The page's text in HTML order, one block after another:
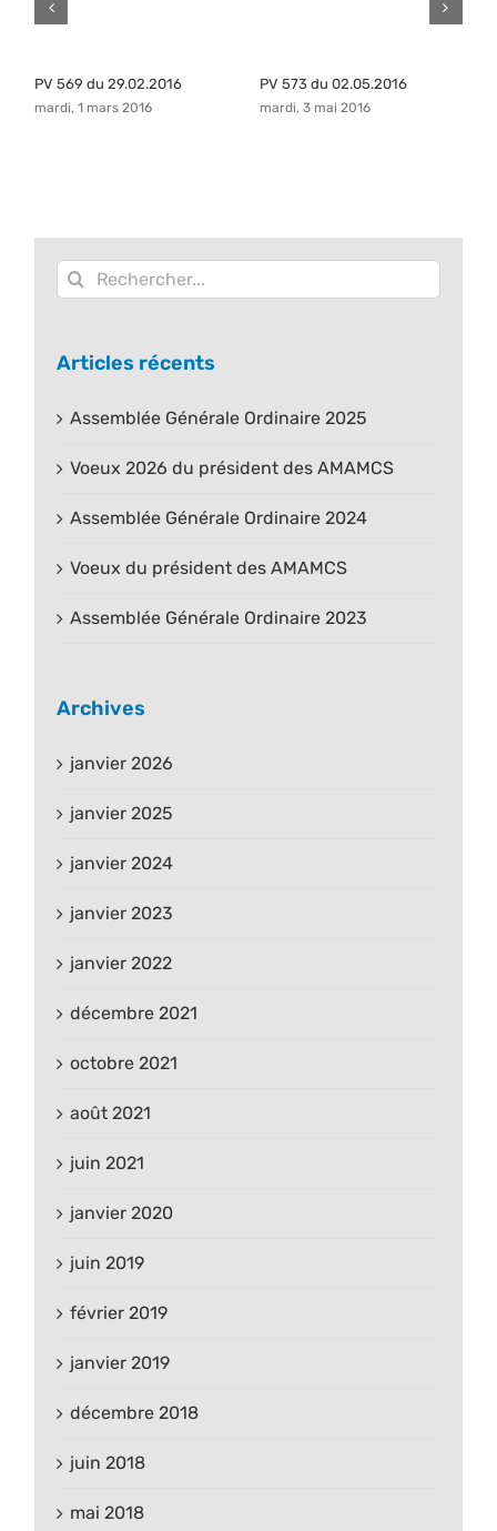
PV 569 du 29.02.2016
mardi, 1 mars 2016
PV 573 du 02.05.2016
mardi, 3 mai 2016
Rechercher:
Articles récents
Assemblée Générale Ordinaire 2025
Voeux 2026 du président des AMAMCS
Assemblée Générale Ordinaire 2024
Voeux du président des AMAMCS
Assemblée Générale Ordinaire 2023
Archives
janvier 2026
janvier 2025
janvier 2024
janvier 2023
janvier 2022
décembre 2021
octobre 2021
août 2021
juin 2021
janvier 2020
juin 2019
février 2019
janvier 2019
décembre 2018
juin 2018
mai 2018